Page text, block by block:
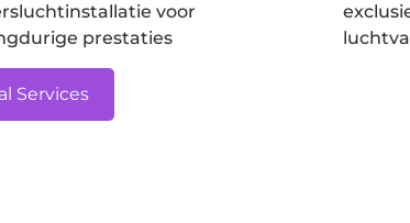
voor
prestaties
Services